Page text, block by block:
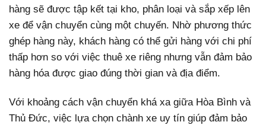
hàng sẽ được tập kết tại kho, phân loại và sắp xếp lên
xe để vận chuyển cùng một chuyến. Nhờ phương thức
ghép hàng này, khách hàng có thể gửi hàng với chi phí
thấp hơn so với việc thuê xe riêng nhưng vẫn đảm bảo
hàng hóa được giao đúng thời gian và địa điểm.
Với khoảng cách vận chuyển khá xa giữa Hòa Bình và
Thủ Đức, việc lựa chọn chành xe uy tín giúp đảm bảo